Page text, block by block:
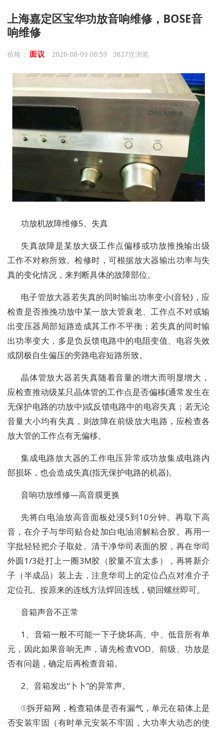
上海嘉定区宝华功放音响维修，BOSE音
响维修
价格： 面议 2026-08-09 08:59 3827次浏览
功放机故障维修5、失真
失真故障是某放大级工作点偏移或功放推挽输出级
工作不对称所致。检修时，可根据放大器输出功率与失
真的变化情况，来判断具体的故障部位。
电子管放大器若失真的同时输出功率变小(音轻)，应
检查是否推挽功放中某一放大管衰老、工作点不对或输
出变压器局部短路造成其工作不平衡；若失真的同时输
出功率变大，多是负反馈电路中的电阻变值、电容失效
或阴极自生偏压的旁路电容短路所致。
晶体管放大器若失真随着音量的增大而明显增大，
应检查推动级某只晶体管的工作点是否偏移(通常发生在
无保护电路的功放中)或反馈电路中的电容失真；若无论
音量大小均有失真，则故障在前级放大电路，应检查各
放大管的工作点有无偏移。
集成电路放大器的工作电压异常或功放集成电路内
部损坏，也会造成失真(指无保护电路的机器)。
音响功放维修—高音膜更换
先将白电油放高音面板处浸5到10分钟。再取下高
音，在介子与华司贴合处加白电油溶解粘合胶。再用一
字批轻轻把介子取处。清干净华司表面的胶，再在华司
外圆1/3处打上一圈3M胶（胶量不宜太多），再将新介
子（半成品）装上去，注意华司上的定位凸点对准介子
定位孔。按原来的连线方法焊回连线，锁回螺丝即可。
音箱声音不正常
1、音箱一般不可能一下子烧坏高、中、低音所有单
元，因此如果音响无声，请先检查VOD、前级、功放是
否有问题，确定后再检查音箱。
2、音箱发出“卜卜”的异常声。
①拆开箱网，检查箱体是否有漏气，单元在箱体上是
否安装牢固（有时单元安装不牢固，大功率大动态的使